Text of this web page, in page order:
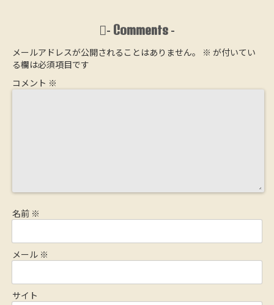
- Comments -
メールアドレスが公開されることはありません。 ※ が付いてい
る欄は必須項目です
コメント ※
名前 ※
メール ※
サイト